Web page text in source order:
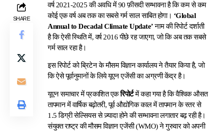
SHARE
वर्ष 2021-2025 की अवधि में 90 फ़ीसदी सम्भावना है कि कम से कम
कोई एक वर्ष अब तक का सबसे गर्म साल साबित होगा। ‘Global
Annual to Decadal Climate Update’नाम की रिपोर्ट दर्शाती
है कि ऐसी स्थिति में, वर्ष 2016 पीछे रह जाएगा, जो कि अब तक सबसे
गर्म साल रहा है।
इस रिपोर्ट को ब्रिटेन के मौसम विज्ञान कार्यालय ने तैयार किया है, जो
कि ऐसे पूर्वानुमानों के लिये यूएन एजेंसी का अग्रणी केंद्र है।
यूएन समाचार में प्रकाशित एकरिपोर्टमें कहा गया है कि वैश्विक औसत
तापमान में वार्षिक बढ़ोतरी, पूर्व औद्योगिक काल में तापमान के स्तर से
1.5 डिग्री सेल्सियस से ज़्यादा होने की सम्भावना लगातार बढ़ रही है।
संयुक्त राष्ट्र की मौसम विज्ञान एजेंसी (WMO) ने गुरुवार को अपनी